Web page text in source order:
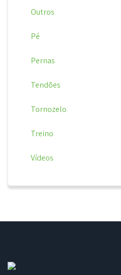
Outros
Pé
Pernas
Tendões
Tornozelo
Treino
Vídeos